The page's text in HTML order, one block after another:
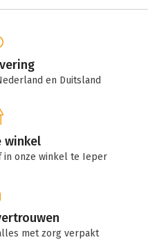
en Duitsland
winkel
in onze winkel te Ieper
met zorg verpakt